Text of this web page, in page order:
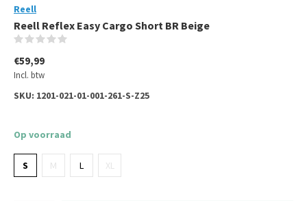
Reell
Reell Reflex Easy Cargo Short BR Beige
€59,99
Incl. btw
SKU: 1201-021-01-001-261-S-Z25
Op voorraad
S M L XL